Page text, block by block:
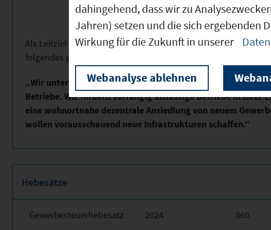
Als Leitziel hat sich die Gemeinde Weyarn für den Bereich
folgendes gegeben:
„Wir unterstützen regionale Wertschöpfung, insbesondere
Betriebe. Wir fördern vor­rangig ansässige Betriebe in ihrer
eine wohnortnahe dezentrale Ansiedlung von neuem
wollen voraus­schau­end neue Infrastrukturen schaffen.“
Hebesätze
Gewerbesteuerhebesatz 2024
360
dahingehend, dass wir zu
Jahren) setzen und die sich ergebenden
Wirkung für die Zukunft in unserer
Webanalyse ablehnen